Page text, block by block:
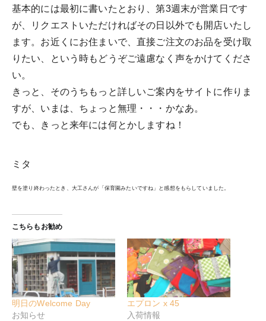
基本的には最初に書いたとおり、第3週末が営業日です
が、リクエストいただければその日以外でも開店いたし
ます。お近くにお住まいで、直接ご注文のお品を受け取
りたい、という時もどうぞご遠慮なく声をかけてくださ
い。
きっと、そのうちもっと詳しいご案内をサイトに作りま
すが、いまは、ちょっと無理・・・かなあ。
でも、きっと来年には何とかしますね！
ミタ
壁を塗り終わったとき、大工さんが「保育園みたいですね」と感想をもらしていました。
こちらもお勧め
明日のWelcome Day
お知らせ
エプロン x 45
入荷情報